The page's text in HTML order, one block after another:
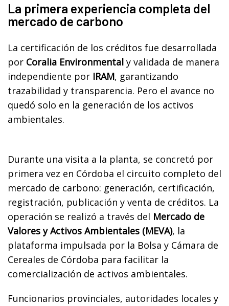
La primera experiencia completa del
mercado de carbono
La certificación de los créditos fue desarrollada
por Coralia Environmental y validada de manera
independiente por IRAM, garantizando
trazabilidad y transparencia. Pero el avance no
quedó solo en la generación de los activos
ambientales.
Durante una visita a la planta, se concretó por
primera vez en Córdoba el circuito completo del
mercado de carbono: generación, certificación,
registración, publicación y venta de créditos. La
operación se realizó a través del Mercado de
Valores y Activos Ambientales (MEVA), la
plataforma impulsada por la Bolsa y Cámara de
Cereales de Córdoba para facilitar la
comercialización de activos ambientales.
Funcionarios provinciales, autoridades locales y